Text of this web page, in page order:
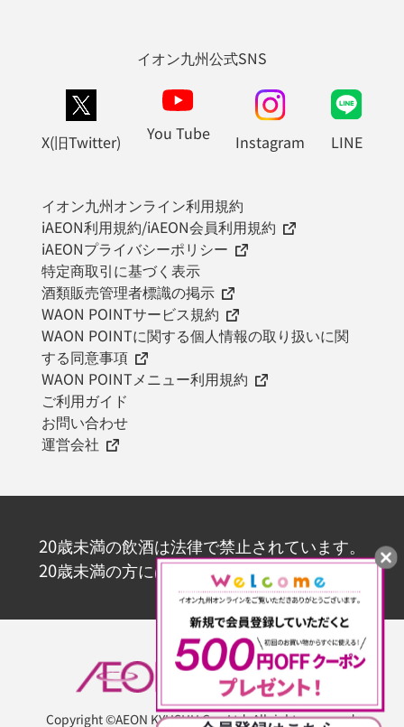
イオン九州公式SNS
X(旧Twitter) You Tube Instagram LINE
イオン九州オンライン利用規約
iAEON利用規約/iAEON会員利用規約
iAEONプライバシーポリシー
特定商取引に基づく表示
酒類販売管理者標識の掲示
WAON POINTサービス規約
WAON POINTに関する個人情報の取り扱いに関
する同意事項
WAON POINTメニュー利用規約
ご利用ガイド
お問い合わせ
運営会社
20歳未満の飲酒は法律で禁止されています。
20歳未満の方にはお酒を販売いたしません。
Copyright ©AEON KYUSHU Co., Ltd. All rights reserved.